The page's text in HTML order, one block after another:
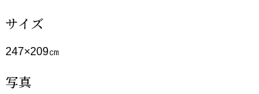
サイズ
247×209㎝
写真